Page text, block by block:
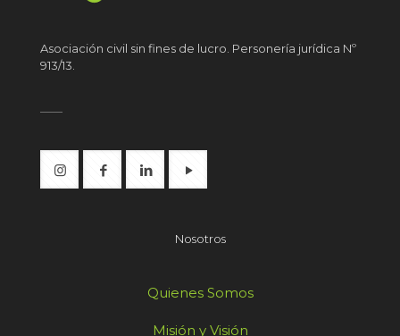
Asociación civil sin fines de lucro. Personería jurídica Nº
913/13.
Nosotros
Quienes Somos
Misión y Visión